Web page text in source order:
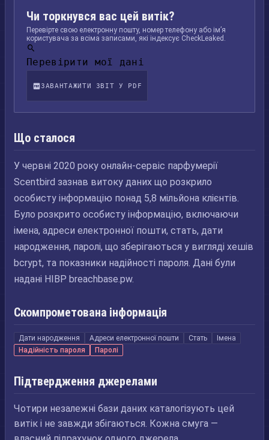
Чи торкнувся вас цей витік?
Перевірте свою електронну пошту, номер телефону або ім’я
користувача за всіма записами, які індексує CheckLeaked.
Перевірити мої дані
ЗАВАНТАЖИТИ ЗВІТ У PDF
Що сталося
У червні 2020 року онлайн-сервіс парфумерії
Scentbird зазнав витоку даних що розкрило
особисту інформацію понад 5,8 мільйона клієнтів.
Було розкрито особисту інформацію, включаючи
імена, адреси електронної пошти, стать, дати
народження, паролі, що зберігаються у вигляді хешів
bcrypt, та показники надійності пароля. Дані були
надані HIBP breachbase.pw.
Скомпрометована інформація
Дати народження Адреси електронної пошти Стать
Імена
Надійність пароля
Паролі
Підтвердження джерелами
Чотири незалежні бази даних каталогізують цей
витік і не завжди збігаються. Кожна смуга —